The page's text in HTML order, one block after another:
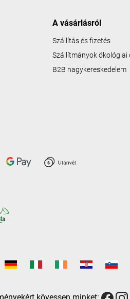
A vásárlásról
Szállítás és fizetés
Szállítmányok ökológiai
B2B nagykereskedelem